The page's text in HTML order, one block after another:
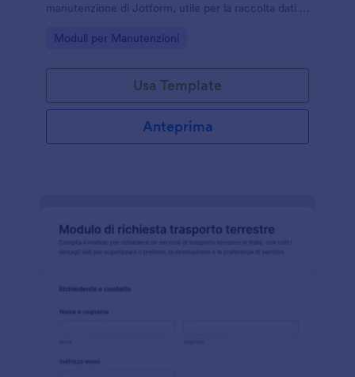
manutenzione di Jotform, utile per la raccolta dati e
chiaro e tracciabile.
Go to Category:
Moduli per Manutenzioni
Usa Template
Anteprima